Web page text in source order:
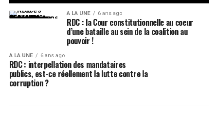
A LA UNE 6 ans ago
RDC : la Cour constitutionnelle au coeur
d’une bataille au sein de la coalition au
pouvoir !
A LA UNE 6 ans ago
RDC : interpellation des mandataires
publics, est-ce réellement la lutte contre la
corruption ?